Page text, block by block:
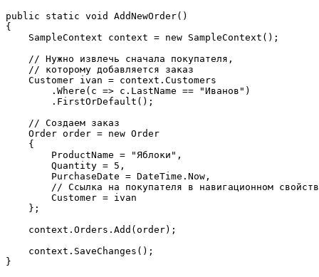
public static void AddNewOrder(
{
    SampleContext context =
new SampleContext();
// Нужно извлечь сначала покупателя,
// которому добавляется заказ
    Customer ivan = context.Customers
        .Where(c => c.LastName ==
"Иванов" )
        .FirstOrDefault();
// Создаем заказ
    Order order =
new Order
    {
        ProductName =
"Яблоки" ,
        Quantity =
5 ,
        PurchaseDate = DateTime.Now,
// Ссылка на покупателя в навигационном
        Customer = ivan
    };
    context.Orders.Add(order);
    context.SaveChanges();
}